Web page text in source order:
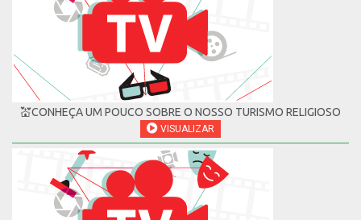
💒CONHEÇA UM POUCO SOBRE O NOSSO TURISMO RELIGIOSO
VISUALIZAR